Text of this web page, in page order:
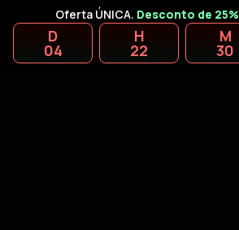
Oferta ÚNICA. Desconto de 25%
D
04
H
22
M
30